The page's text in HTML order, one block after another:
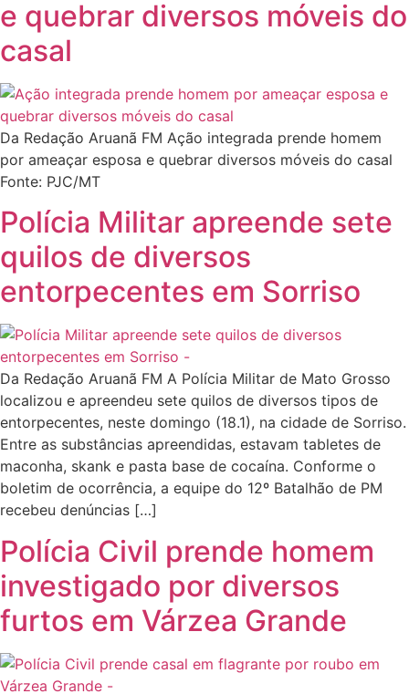
e quebrar diversos móveis do
casal
Da Redação Aruanã FM Ação integrada prende homem
por ameaçar esposa e quebrar diversos móveis do casal
Fonte: PJC/MT
Polícia Militar apreende sete
quilos de diversos
entorpecentes em Sorriso
Da Redação Aruanã FM A Polícia Militar de Mato Grosso
localizou e apreendeu sete quilos de diversos tipos de
entorpecentes, neste domingo (18.1), na cidade de Sorriso.
Entre as substâncias apreendidas, estavam tabletes de
maconha, skank e pasta base de cocaína. Conforme o
boletim de ocorrência, a equipe do 12º Batalhão de PM
recebeu denúncias […]
Polícia Civil prende homem
investigado por diversos
furtos em Várzea Grande